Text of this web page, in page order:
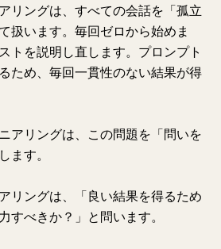
リングは、すべての会話を「孤立
扱います。毎回ゼロから始めま
トを説明し直します。プロンプト
ため、毎回一貫性のない結果が得
アリングは、この問題を「問いを
ます。
リングは、「良い結果を得るため
すべきか？」と問います。